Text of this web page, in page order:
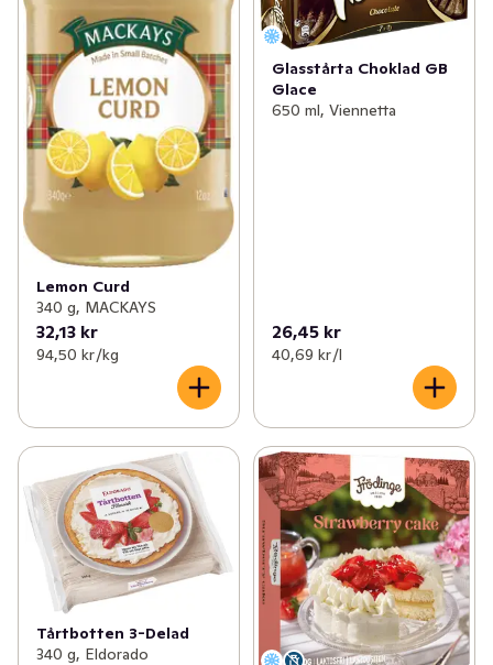
Lemon Curd
340 g, MACKAYS
32,13 kr
94,50 kr /kg
Glasstårta Choklad GB
Glace
650 ml, Viennetta
26,45 kr
40,69 kr /l
Tårtbotten 3-Delad
340 g, Eldorado